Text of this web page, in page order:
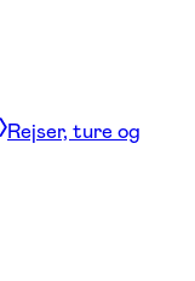
Rejser, ture og